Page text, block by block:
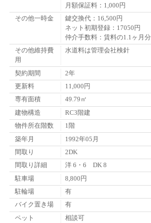
月額保証料：1,000円
その他一時金
鍵交換代：16,500円
ネット初期登録：17050円
仲介手数料：賃料の1.1ヶ月分
その他維持費
用
水道料は管理会社検針
契約期間
2年
更新料
11,000円
専有面積
49.79㎡
建物構造
RC3階建
物件所在階数
1階
築年月
1992年05月
間取り
2DK
間取り詳細
洋 6・6 DK 8
駐車場
8,800円
駐輪場
有
バイク置き場
有
ペット
相談可